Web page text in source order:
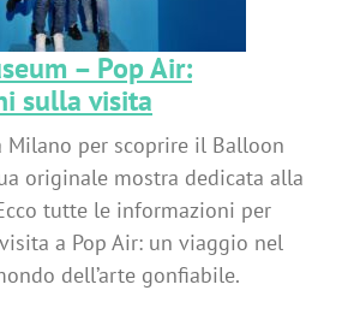
– Pop Air:
sulla visita
Milano per scoprire il Balloon
originale mostra dedicata alla
tutte le informazioni per
a Pop Air: un viaggio nel
dell’arte gonfiabile.